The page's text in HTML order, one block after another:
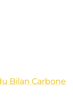
Bilan Carbone